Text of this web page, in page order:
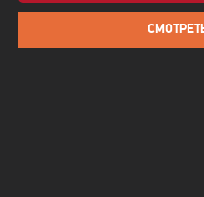
глубокие сомнения одного